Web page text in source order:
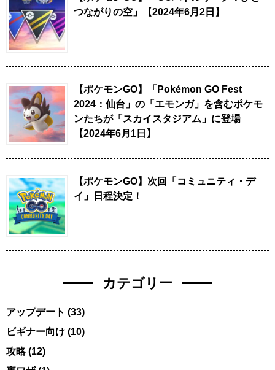
つながりの空」【2024年6月2日】
【ポケモンGO】「Pokémon GO Fest
2024：仙台」の「エモンガ」を含むポケモ
ンたちが「スカイスタジアム」に登場
【2024年6月1日】
【ポケモンGO】次回「コミュニティ・デ
イ」日程決定！
カテゴリー
アップデート (33)
ビギナー向け (10)
攻略(12)